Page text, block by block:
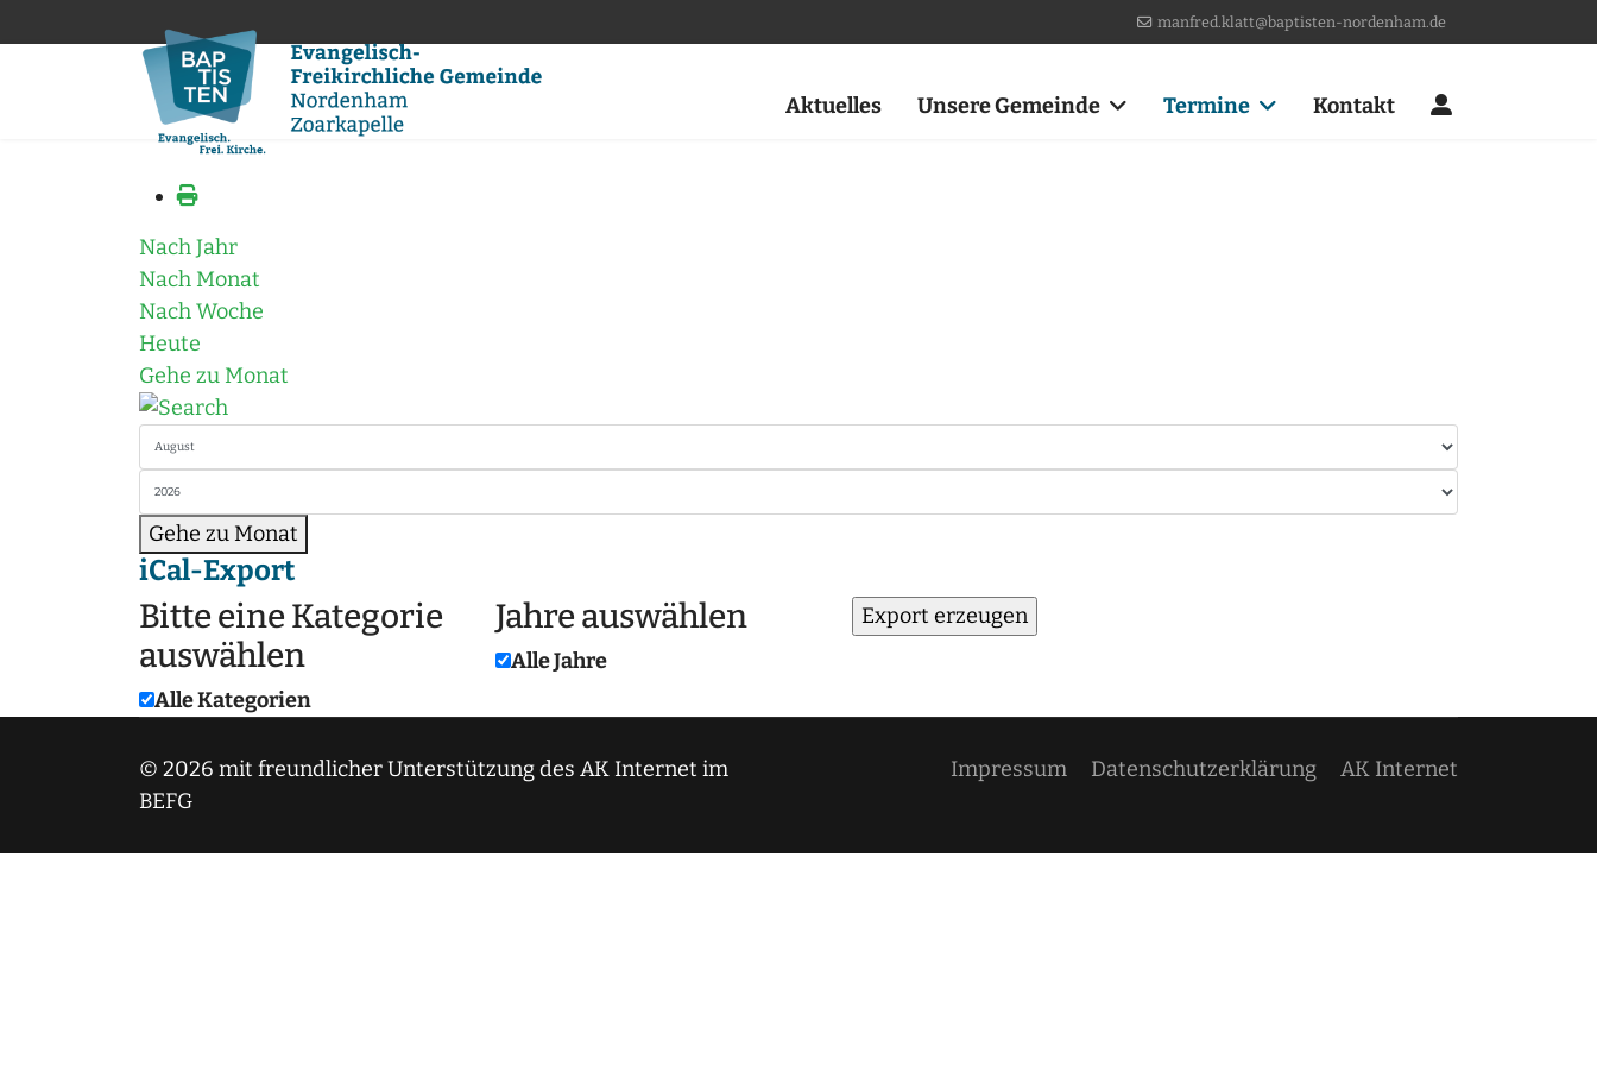
manfred.klatt@baptisten-nordenham.de
Aktuelles Unsere Gemeinde Termine Kontakt
Nach Jahr
Nach Monat
Nach Woche
Heute
Gehe zu Monat
Gehe zu Monat
iCal-Export
Bitte eine Kategorie
auswählen
Alle Kategorien
Jahre auswählen
Alle Jahre
© 2026 mit freundlicher Unterstützung des AK Internet im
BEFG
Impressum Datenschutzerklärung AK Internet